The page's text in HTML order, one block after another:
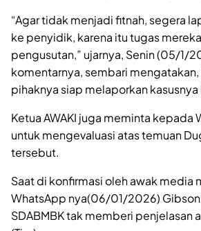
“Agar tidak menjadi fitnah, segera
ke penyidik, karena itu tugas
pengusutan,” ujarnya, Senin (05/1/
komentarnya, sembari
pihaknya siap melaporkan
Ketua AWAKI juga meminta kepada
untuk mengevaluasi atas temuan
tersebut.
Saat di konfirmasi oleh awak media
WhatsApp nya(06/01/2026) Gibson
SDABMBK tak memberi penjelasan